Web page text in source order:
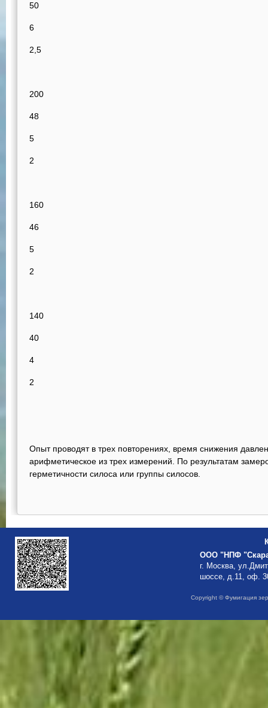
50
6
2,5
200
48
5
2
160
46
5
2
140
40
4
2
Опыт проводят в трех повторениях, время снижения
арифметическое из трех измерений. По результатам
герметичности силоса или группы силосов.
ООО "НПФ
г. Москва,
шоссе, д.11, оф.
Copyright © Фумигация